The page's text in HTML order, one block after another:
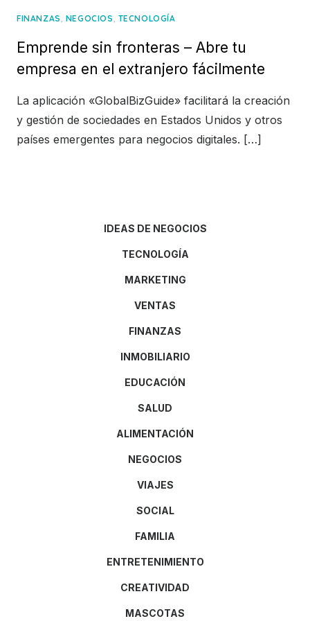
FINANZAS, NEGOCIOS, TECNOLOGÍA
Emprende sin fronteras – Abre tu
empresa en el extranjero fácilmente
La aplicación «GlobalBizGuide» facilitará la creación
y gestión de sociedades en Estados Unidos y otros
países emergentes para negocios digitales. […]
IDEAS DE NEGOCIOS
TECNOLOGÍA
MARKETING
VENTAS
FINANZAS
INMOBILIARIO
EDUCACIÓN
SALUD
ALIMENTACIÓN
NEGOCIOS
VIAJES
SOCIAL
FAMILIA
ENTRETENIMIENTO
CREATIVIDAD
MASCOTAS